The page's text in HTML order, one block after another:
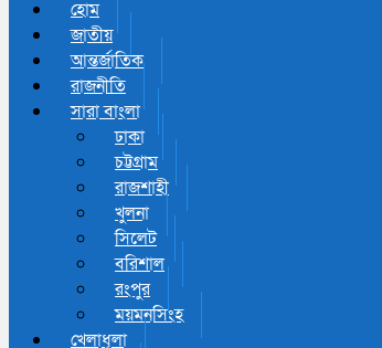
হোম
জাতীয়
আন্তর্জাতিক
রাজনীতি
সারা বাংলা
ঢাকা
চট্টগ্রাম
রাজশাহী
খুলনা
সিলেট
বরিশাল
রংপুর
ময়মনসিংহ
খেলাধূলা